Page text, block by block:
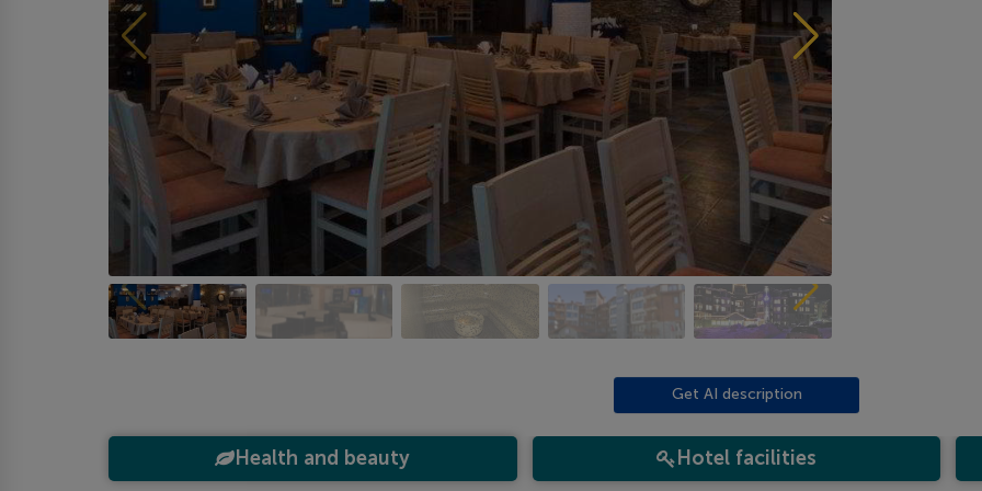
Get AI description
Health and beauty Hotel facilities